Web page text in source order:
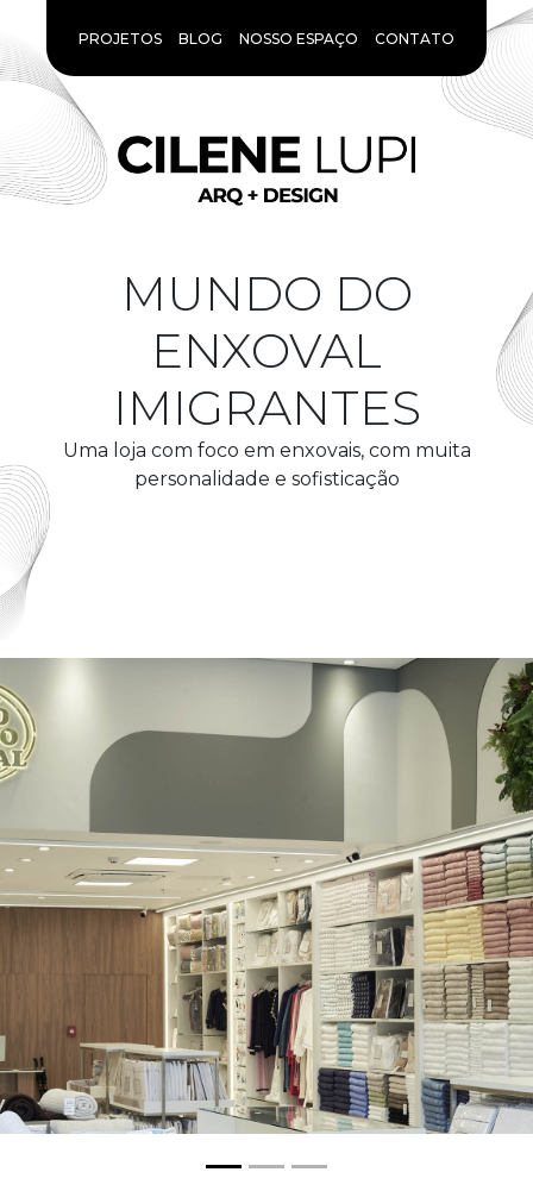
PROJETOS BLOG NOSSO ESPAÇO CONTATO
MUNDO DO
ENXOVAL
IMIGRANTES
Uma loja com foco em enxovais, com muita
personalidade e sofisticação